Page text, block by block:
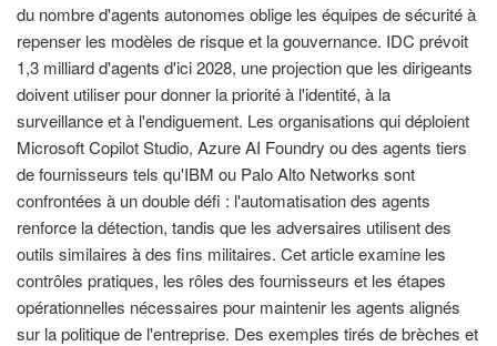
du nombre d'agents autonomes oblige les équipes de sécurité à
repenser les modèles de risque et la gouvernance. IDC prévoit
1,3 milliard d'agents d'ici 2028, une projection que les dirigeants
doivent utiliser pour donner la priorité à l'identité, à la
surveillance et à l'endiguement. Les organisations qui déploient
Microsoft Copilot Studio, Azure AI Foundry ou des agents tiers
de fournisseurs tels qu'IBM ou Palo Alto Networks sont
confrontées à un double défi : l'automatisation des agents
renforce la détection, tandis que les adversaires utilisent des
outils similaires à des fins militaires. Cet article examine les
contrôles pratiques, les rôles des fournisseurs et les étapes
opérationnelles nécessaires pour maintenir les agents alignés
sur la politique de l'entreprise. Des exemples tirés de brèches et